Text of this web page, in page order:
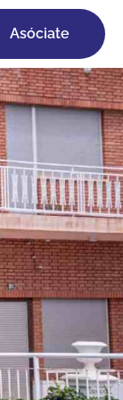
Asóciate